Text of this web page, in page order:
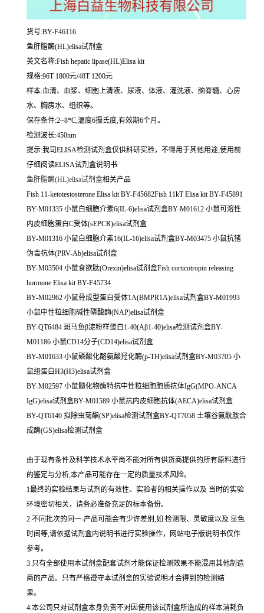
货号:BY-F46116
鱼肝脂酶(HL)elisa试剂盒
英文名称:Fish hepatic lipase(HL)Elisa kit
规格:96T 1800元/48T 1200元
样本:血清、血浆、细胞上清液、尿液、体液、灌洗液、脑脊髓、心房
水、胸房水、组织等。
保存条件:2~8*C,温度6摄氏度,有效期6个月。
检测波长:450nm
提示:我司ELISA检测试剂盒仅供科研实验，不得用于其他用途;使用前
仔细阅读ELISA试剂盒说明书
鱼肝脂酶(HL)elisa试剂盒相关产品
Fish 11-ketotestosterone Elisa kit BY-F45682Fish 11kT Elisa kit BY-F45891
BY-M01335 小鼠白细胞介素6(IL-6)elisa试剂盒BY-M01612 小鼠可溶性
内皮细胞蛋白C受体(sEPCR)elisa试剂盒
BY-M01316 小鼠白细胞介素16(IL-16)elisa试剂盒BY-M03475 小鼠抗猪
伪毒抗体(PRV-Ab)elisa试剂盒
BY-M03504 小鼠食欲肽(Orexin)elisa试剂盒Fish corticotropin releasing
hormone Elisa kit BY-F45734
BY-M02962 小鼠骨成型蛋白受体1A(BMPR1A)elisa试剂盒BY-M01993
小鼠中性粒细胞碱性磷酸酶(NAP)elisa试剂盒
BY-QT6484 斑马鱼β淀粉样蛋白1-40(Aβ1-40)elisa检测试剂盒BY-
M01186 小鼠CD14分子(CD14)elisa试剂盒
BY-M01633 小鼠磷酸化酪氨酸羟化酶(p-TH)elisa试剂盒BY-M03705 小
鼠组蛋白H3(H3)elisa试剂盒
BY-M02597 小鼠髓化物酶特抗中性粒细胞胞质抗体IgG(MPO-ANCA
IgG)elisa试剂盒BY-M01589 小鼠抗内皮细胞抗体(AECA)elisa试剂盒
BY-QT6140 拟除虫菊酯(SP)elisa检测试剂盒BY-QT7058 土壤谷氨酰胺合
成酶(GS)elisa检测试剂盒
由于现有条件及科学技术水平尚不能对所有供货商提供的所有原料进行
的鉴定与分析,本产品可能存在一定的质量技术风险。
1最终的实验结果与试剂的有效性、实验者的相关操作以及 当时的实验
环境密切相关，请务必准备充足的标本备份。
2.不同批次的同一-产品可能会有少许差别,如:检测限、灵敏度以及 显色
时间等,请依据试剂盒内说明书进行实验操作，网站电子版说明书仅作
参考。
3.只有全部使用本试剂盒配套试剂才能保证检测效果不能混用其他制造
商的产品。只有严格遵守本试剂盒的实验说明才会得到的检测结
果。
4.本公司只对试剂盒本身负责不对因使用该试剂盒所造成的样本消耗负